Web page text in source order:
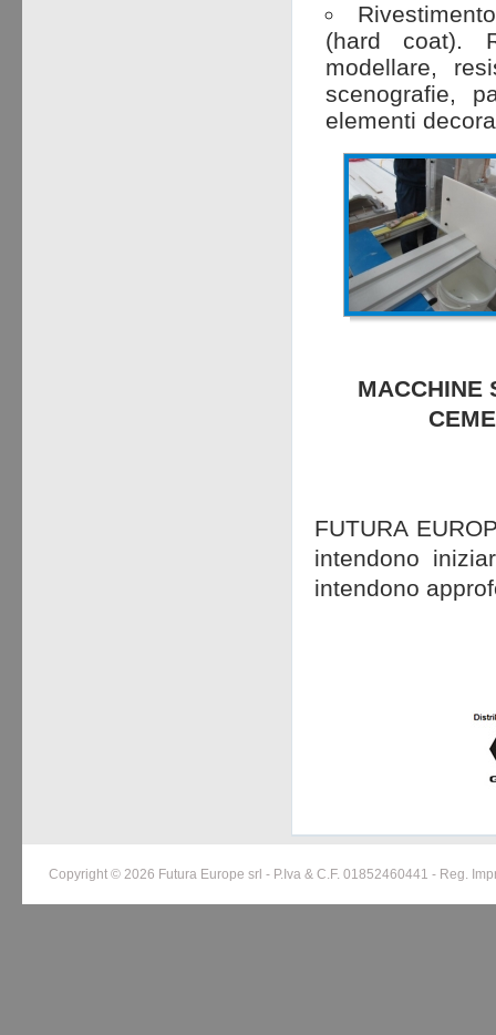
(hard coat).
modellare,
scenografie,
elementi
MACCHINE
FUTURA
intendono
intendono
Copyright © 2026 Futura Europe srl - P.Iva & C.F. 01852460441 - Reg.